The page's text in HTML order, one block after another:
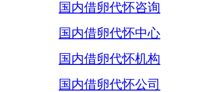
国内借卵代怀咨询
国内借卵代怀中心
国内借卵代怀机构
国内借卵代怀公司